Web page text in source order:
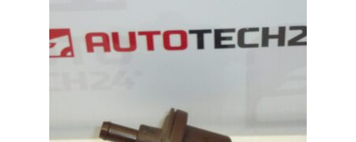
ancien